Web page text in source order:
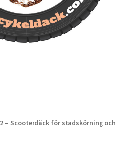
– Scooterdäck för stadskörning och